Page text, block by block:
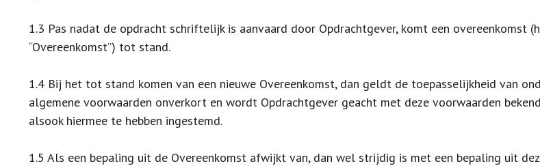
1.3 Pas nadat de opdracht schriftelijk is aanvaard door Opdrachtgever, komt een overeenkomst
“Overeenkomst”) tot stand.
1.4 Bij het tot stand komen van een nieuwe Overeenkomst, dan geldt de toepasselijkheid van
algemene voorwaarden onverkort en wordt Opdrachtgever geacht met deze voorwaarden
alsook hiermee te hebben ingestemd.
1.5 Als een bepaling uit de Overeenkomst afwijkt van, dan wel strijdig is met een bepaling uit